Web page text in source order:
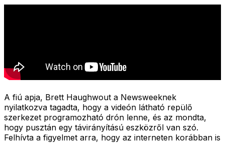
A fiú apja, Brett Haughwout a Newsweeknek
nyilatkozva tagadta, hogy a videón látható repülő
szerkezet programozható drón lenne, és az mondta,
hogy pusztán egy távirányítású eszközről van szó.
Felhívta a figyelmet arra, hogy az interneten korábban is